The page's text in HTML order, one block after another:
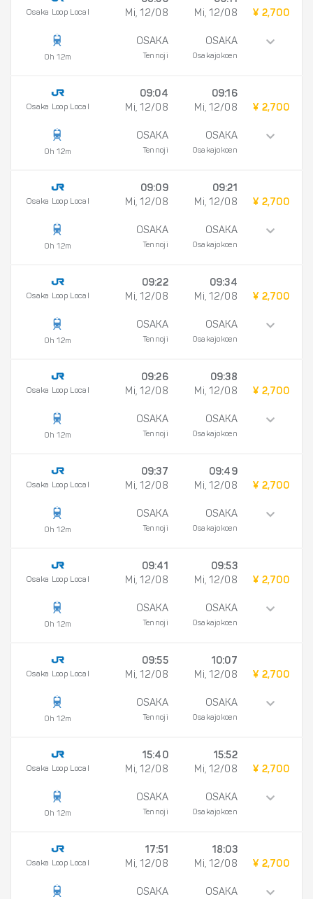
Osaka Loop Local
0h 12m
Mi, 12/08
OSAKA
Tennoji
Mi, 12/08
OSAKA
Osakajokoen
¥ 2,700
Osaka Loop Local
0h 12m
09:04
Mi, 12/08
OSAKA
Tennoji
09:16
Mi, 12/08
OSAKA
Osakajokoen
¥ 2,700
Osaka Loop Local
0h 12m
09:09
Mi, 12/08
OSAKA
Tennoji
09:21
Mi, 12/08
OSAKA
Osakajokoen
¥ 2,700
Osaka Loop Local
0h 12m
09:22
Mi, 12/08
OSAKA
Tennoji
09:34
Mi, 12/08
OSAKA
Osakajokoen
¥ 2,700
Osaka Loop Local
0h 12m
09:26
Mi, 12/08
OSAKA
Tennoji
09:38
Mi, 12/08
OSAKA
Osakajokoen
¥ 2,700
Osaka Loop Local
0h 12m
09:37
Mi, 12/08
OSAKA
Tennoji
09:49
Mi, 12/08
OSAKA
Osakajokoen
¥ 2,700
Osaka Loop Local
0h 12m
09:41
Mi, 12/08
OSAKA
Tennoji
09:53
Mi, 12/08
OSAKA
Osakajokoen
¥ 2,700
Osaka Loop Local
0h 12m
09:55
Mi, 12/08
OSAKA
Tennoji
10:07
Mi, 12/08
OSAKA
Osakajokoen
¥ 2,700
Osaka Loop Local
0h 12m
15:40
Mi, 12/08
OSAKA
Tennoji
15:52
Mi, 12/08
OSAKA
Osakajokoen
¥ 2,700
Osaka Loop Local
17:51
Mi, 12/08
OSAKA
18:03
Mi, 12/08
OSAKA
¥ 2,700